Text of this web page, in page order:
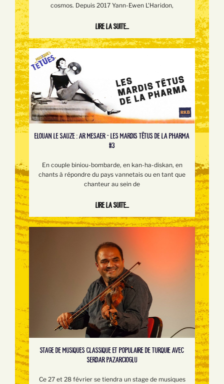
cosmos. Depuis 2017 Yann-Ewen L'Haridon,
Lire la suite...
ELOUAN LE SAUZE : AR MESAER - LES MARDIS TÊTUS DE LA PHARMA
#3
En couple biniou-bombarde, en kan-ha-diskan, en
chants à répondre du pays vannetais ou en tant que
chanteur au sein de
Lire la suite...
STAGE DE MUSIQUES CLASSIQUE ET POPULAIRE DE TURQUIE AVEC
SERDAR PAZARCIOGLU
Ce 27 et 28 février se tiendra un stage de musiques